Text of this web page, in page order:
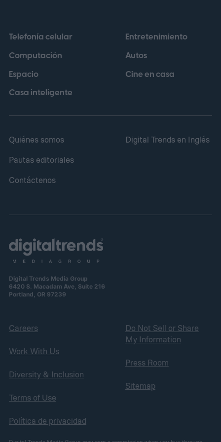
Telefonía celular
Computación
Espacio
Casa inteligente
Entretenimiento
Autos
Cine en casa
Quiénes somos
Pautas editoriales
Contáctenos
Digital Trends en Inglés
Digital Trends Media Group
6420 S. Macadam Ave, Suite 216
Portland, OR 97239
Careers
Work With Us
Diversity & Inclusion
Terms of Use
Política de privacidad
Do Not Sell or Share
My Information
Press Room
Sitemap